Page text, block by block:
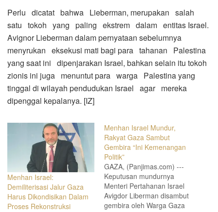
Perlu dicatat bahwa Lieberman, merupakan salah
satu tokoh yang paling ekstrem dalam entitas Israel.
Avignor Lieberman dalam pernyataan sebelumnya
menyrukan eksekusi mati bagi para tahanan Palestina
yang saat ini dipenjarakan Israel, bahkan selain itu tokoh
zionis ini juga menuntut para warga Palestina yang
tinggal di wilayah pendudukan Israel agar mereka
dipenggal kepalanya. [IZ]
Menhan Israel:
Demiliterisasi Jalur Gaza
Harus Dikondisikan Dalam
Proses Rekonstruksi
Menhan Israel Mundur,
Rakyat Gaza Sambut
Gembira “Ini Kemenangan
Politik”
GAZA, (Panjimas.com) ---
Keputusan mundurnya
Menteri Pertahanan Israel
Avigdor Liberman disambut
gembira oleh Warga Gaza